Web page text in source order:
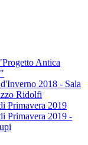
Antica
2018 - Sala
Ridolfi
Primavera 2019
Primavera 2019 -